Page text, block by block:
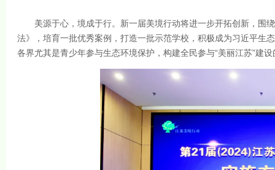
美源于心，境成于行。新一届美境行动将进一步开拓创新，围绕
法》，培育一批优秀案例，打造一批示范学校，积极成为习近平生
各界尤其是青少年参与生态环境保护，构建全民参与“美丽江苏”建